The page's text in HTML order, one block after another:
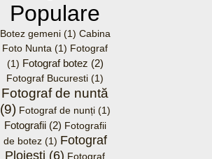
Populare
Botez gemeni(1) Cabina
Foto Nunta (1) Fotograf
(1) Fotograf botez (2)
Fotograf Bucuresti (1)
Fotograf de nuntă
(9) Fotograf de nunți(1)
Fotografii(2) Fotografii
de botez(1) Fotograf
Ploiesti (6) Fotograf